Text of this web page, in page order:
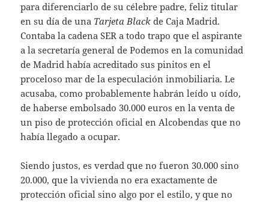
para diferenciarlo de su célebre padre, feliz titular
en su día de una Tarjeta Black de Caja Madrid.
Contaba la cadena SER a todo trapo que el aspirante
a la secretaría general de Podemos en la comunidad
de Madrid había acreditado sus pinitos en el
proceloso mar de la especulación inmobiliaria. Le
acusaba, como probablemente habrán leído u oído,
de haberse embolsado 30.000 euros en la venta de
un piso de protección oficial en Alcobendas que no
había llegado a ocupar.
Siendo justos, es verdad que no fueron 30.000 sino
20.000, que la vivienda no era exactamente de
protección oficial sino algo por el estilo, y que no